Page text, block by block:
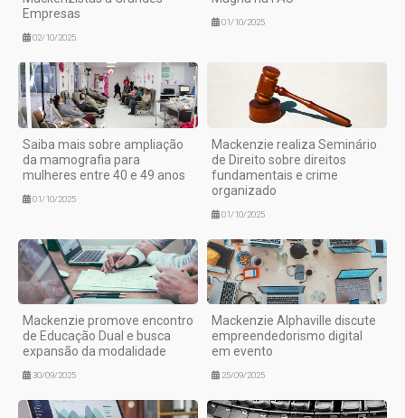
Empresas
02/10/2025
01/10/2025
Saiba mais sobre ampliação
da mamografia para
mulheres entre 40 e 49 anos
01/10/2025
Mackenzie realiza Seminário
de Direito sobre direitos
fundamentais e crime
organizado
01/10/2025
Mackenzie promove encontro
de Educação Dual e busca
expansão da modalidade
30/09/2025
Mackenzie Alphaville discute
empreendedorismo digital
em evento
25/09/2025